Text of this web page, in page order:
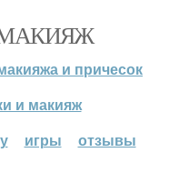
и причесок
и макияж
игры отзывы